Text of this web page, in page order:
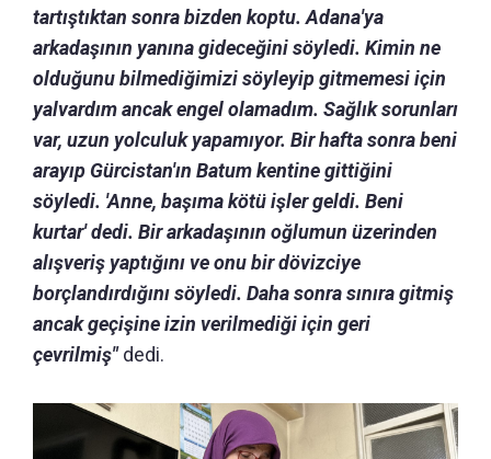
tartıştıktan sonra bizden koptu. Adana'ya
arkadaşının yanına gideceğini söyledi. Kimin ne
olduğunu bilmediğimizi söyleyip gitmemesi için
yalvardım ancak engel olamadım. Sağlık sorunları
var, uzun yolculuk yapamıyor. Bir hafta sonra beni
arayıp Gürcistan'ın Batum kentine gittiğini
söyledi. 'Anne, başıma kötü işler geldi. Beni
kurtar' dedi. Bir arkadaşının oğlumun üzerinden
alışveriş yaptığını ve onu bir dövizciye
borçlandırdığını söyledi. Daha sonra sınıra gitmiş
ancak geçişine izin verilmediği için geri
çevrilmiş"dedi.